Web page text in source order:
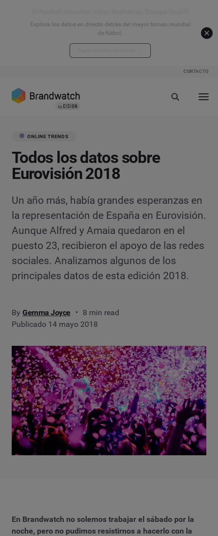
Explora los datos en directo detrás del mayor torneo mundial
de fútbol.
CONTACTO
ONLINE TRENDS
Todos los datos sobre
Eurovisión 2018
Un año más, había grandes esperanzas en
la representación de España en Eurovisión.
Aunque Alfred y Amaia quedaron en el
puesto 23, recibieron el apoyo de las redes
sociales. Analizamos algunos de los
principales datos de esta edición 2018.
By Gemma Joyce
8 min read
Publicado 14 mayo 2018
En Brandwatch no solemos trabajar el sábado por la
noche, pero no pudimos resistirnos a hacerlo con la